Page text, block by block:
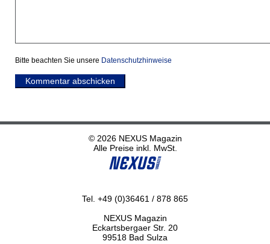
Bitte beachten Sie unsere Datenschutzhinweise
Kommentar abschicken
© 2026 NEXUS Magazin
Alle Preise inkl. MwSt.
Tel. +49 (0)36461 / 878 865
NEXUS Magazin
Eckartsbergaer Str. 20
99518 Bad Sulza